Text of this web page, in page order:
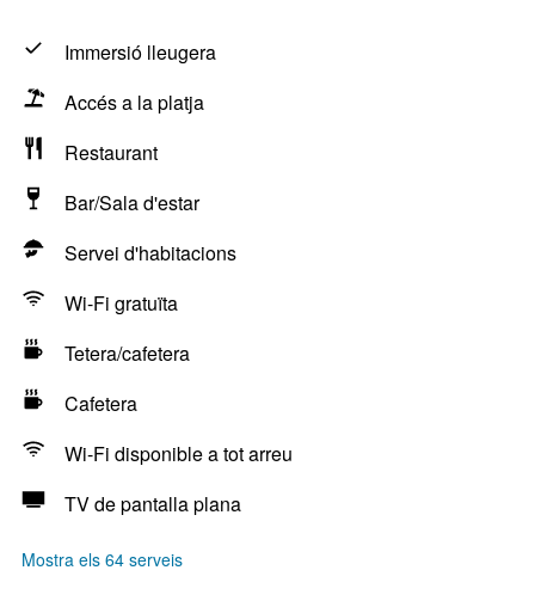
Immersió lleugera
Accés a la platja
Restaurant
Bar/Sala d'estar
Servei d'habitacions
Wi-Fi gratuïta
Tetera/cafetera
Cafetera
Wi-Fi disponible a tot arreu
TV de pantalla plana
Mostra els 64 serveis